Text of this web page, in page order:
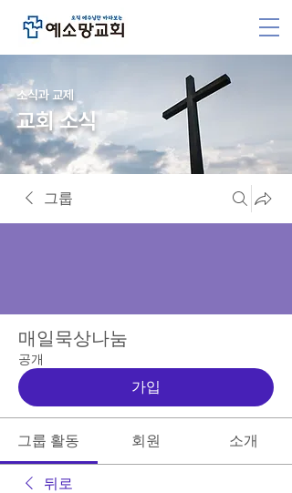
소식과 교제
교회 소식
그룹
매일묵상나눔
공개
가입
그룹 활동 회원 소개
뒤로